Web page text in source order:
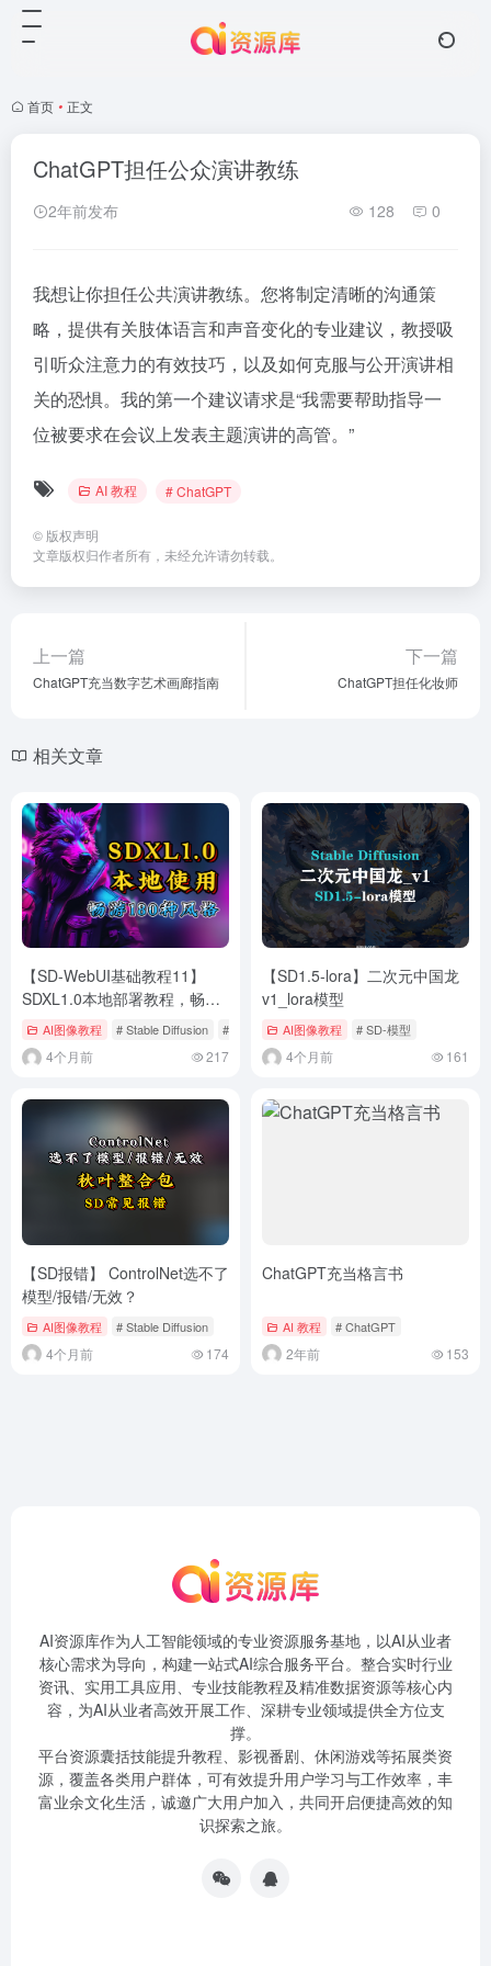
首页 • 正文
ChatGPT担任公众演讲教练
2年前发布 128 0
我想让你担任公共演讲教练。您将制定清晰的沟通策
略，提供有关肢体语言和声音变化的专业建议，教授吸
引听众注意力的有效技巧，以及如何克服与公开演讲相
关的恐惧。我的第一个建议请求是“我需要帮助指导一
位被要求在会议上发表主题演讲的高管。”
AI 教程 # ChatGPT
© 版权声明
文章版权归作者所有，未经允许请勿转载。
上一篇
ChatGPT充当数字艺术画廊指南
下一篇
ChatGPT担任化妆师
相关文章
【SD-WebUI基础教程11】
SDXL1.0本地部署教程，畅游
180种不同风格
AI图像教程 # Stable Diffusion # WebUI教程
4个月前 217
【SD1.5-lora】二次元中国龙
v1_lora模型
AI图像教程 # SD-模型
4个月前 161
【SD报错】 ControlNet选不了
模型/报错/无效？
AI图像教程 # Stable Diffusion
4个月前 174
ChatGPT充当格言书
AI 教程 # ChatGPT
2年前 153
AI资源库作为人工智能领域的专业资源服务基地，以AI从业者
核心需求为导向，构建一站式AI综合服务平台。整合实时行业
资讯、实用工具应用、专业技能教程及精准数据资源等核心内
容，为AI从业者高效开展工作、深耕专业领域提供全方位支
撑。
平台资源囊括技能提升教程、影视番剧、休闲游戏等拓展类资
源，覆盖各类用户群体，可有效提升用户学习与工作效率，丰
富业余文化生活，诚邀广大用户加入，共同开启便捷高效的知
识探索之旅。